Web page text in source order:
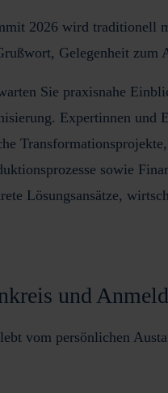
2026 wird traditionell
Gelegenheit
Sie praxisnahe
Expertinnen und
Transformationsprojekte,
sowie
Lösungsansätze,
und
vom persönlichen